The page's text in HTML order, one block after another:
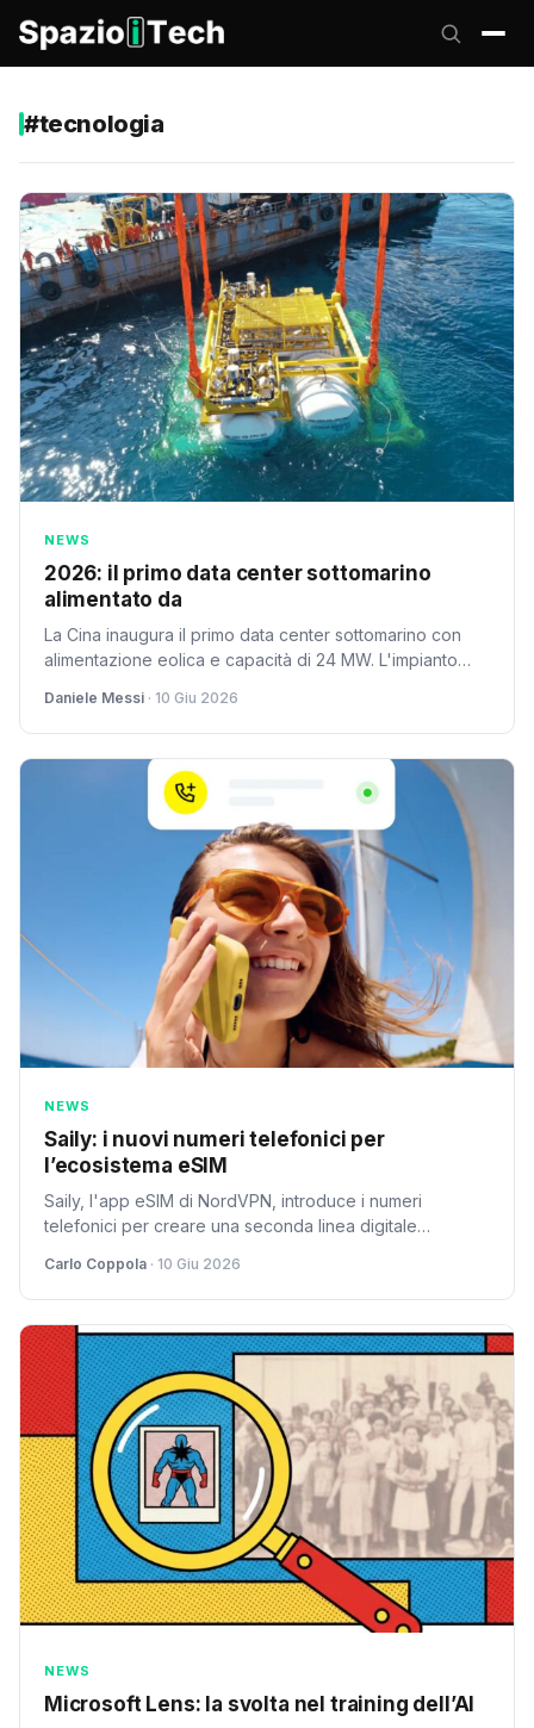
#tecnologia
NEWS
2026: il primo data center sottomarino
alimentato da
La Cina inaugura il primo data center sottomarino con
alimentazione eolica e capacità di 24 MW. L'impianto
raffreddamento.
Daniele Messi · 10 Giu 2026
NEWS
Saily: i nuovi numeri telefonici per
l’ecosistema eSIM
Saily, l'app eSIM di NordVPN, introduce i numeri
telefonici per creare una seconda linea digitale
numero principale.
Carlo Coppola · 10 Giu 2026
NEWS
Microsoft Lens: la svolta nel training dell’AI